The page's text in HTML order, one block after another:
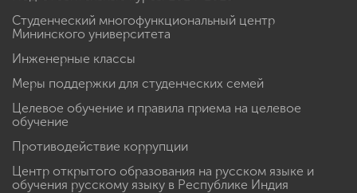
Студенческий многофункциональный центр
Мининского университета
Инженерные классы
Меры поддержки для студенческих семей
Целевое обучение и правила приема на целевое
обучение
Противодействие коррупции
Центр открытого образования на русском языке и
обучения русскому языку в Республике Индия